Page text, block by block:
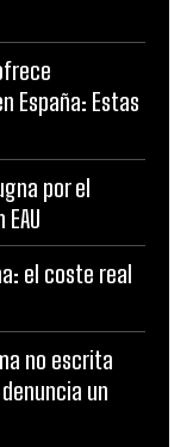
España: Estas
por el
el coste real
no escrita
un